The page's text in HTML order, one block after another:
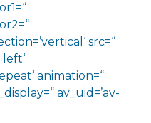
src=“
animation=“
av_uid=’av-